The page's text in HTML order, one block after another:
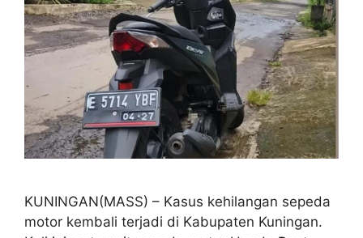
KUNINGAN(MASS) – Kasus kehilangan sepeda
motor kembali terjadi di Kabupaten Kuningan.